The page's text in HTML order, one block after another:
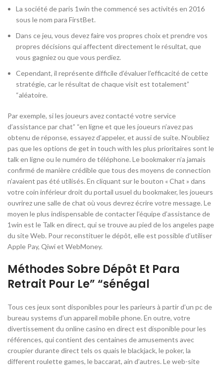
La société de paris 1win the commencé ses activités en 2016
sous le nom para FirstBet.
Dans ce jeu, vous devez faire vos propres choix et prendre vos
propres décisions qui affectent directement le résultat, que
vous gagniez ou que vous perdiez.
Cependant, il représente difficile d’évaluer l’efficacité de cette
stratégie, car le résultat de chaque visit est totalement”
“aléatoire.
Par exemple, si les joueurs avez contacté votre service
d’assistance par chat” “en ligne et que les joueurs n’avez pas
obtenu de réponse, essayez d’appeler, et aussi de suite. N’oubliez
pas que les options de get in touch with les plus prioritaires sont le
talk en ligne ou le numéro de téléphone. Le bookmaker n’a jamais
confirmé de manière crédible que tous des moyens de connection
n’avaient pas été utilisés. En cliquant sur le bouton « Chat » dans
votre coin inférieur droit du portail usuel du bookmaker, les joueurs
ouvrirez une salle de chat où vous devrez écrire votre message. Le
moyen le plus indispensable de contacter l’équipe d’assistance de
1win est le Talk en direct, qui se trouve au pied de los angeles page
du site Web. Pour reconstituer le dépôt, elle est possible d’utiliser
Apple Pay, Qiwi et WebMoney.
Méthodes Sobre Dépôt Et Para
Retrait Pour Le” “sénégal
Tous ces jeux sont disponibles pour les parieurs à partir d’un pc de
bureau systems d’un appareil mobile phone. En outre, votre
divertissement du online casino en direct est disponible pour les
références, qui contient des centaines de amusements avec
croupier durante direct tels os quais le blackjack, le poker, la
different roulette games, le baccarat, ain d’autres. Le web-site